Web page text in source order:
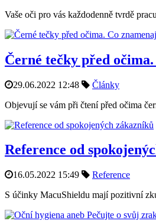
Vaše oči pro vás každodenně tvrdě
Černé tečky před
29.06.2022 12:48
Články
Objevují se vám při čtení před očima
Reference od
16.05.2022 15:49
Reference
S účinky MacuShieldu mají pozitivní